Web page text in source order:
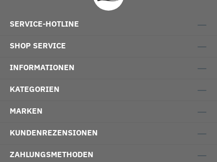
SERVICE-HOTLINE
SHOP SERVICE
INFORMATIONEN
KATEGORIEN
MARKEN
KUNDENREZENSIONEN
ZAHLUNGSMETHODEN